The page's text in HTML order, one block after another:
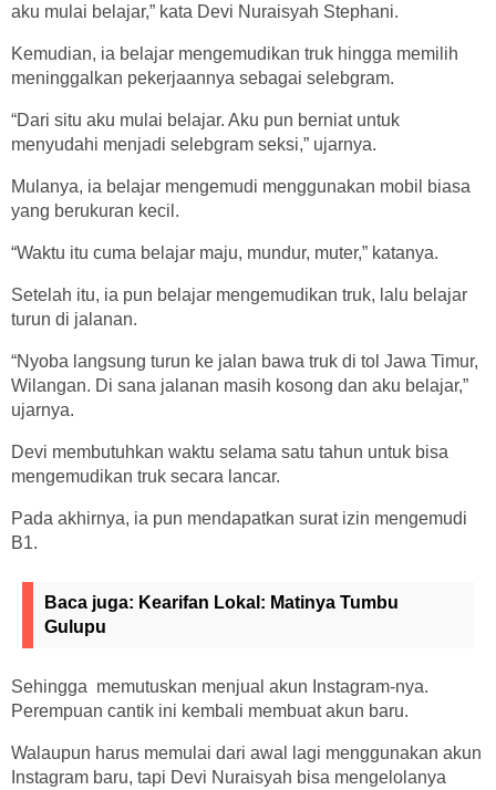
aku mulai belajar,” kata Devi Nuraisyah Stephani.
Kemudian, ia belajar mengemudikan truk hingga memilih
meninggalkan pekerjaannya sebagai selebgram.
“Dari situ aku mulai belajar. Aku pun berniat untuk
menyudahi menjadi selebgram seksi,” ujarnya.
Mulanya, ia belajar mengemudi menggunakan mobil biasa
yang berukuran kecil.
“Waktu itu cuma belajar maju, mundur, muter,” katanya.
Setelah itu, ia pun belajar mengemudikan truk, lalu belajar
turun di jalanan.
“Nyoba langsung turun ke jalan bawa truk di tol Jawa Timur,
Wilangan. Di sana jalanan masih kosong dan aku belajar,”
ujarnya.
Devi membutuhkan waktu selama satu tahun untuk bisa
mengemudikan truk secara lancar.
Pada akhirnya, ia pun mendapatkan surat izin mengemudi
B1.
Baca juga: Kearifan Lokal: Matinya Tumbu
Gulupu
Sehingga memutuskan menjual akun Instagram-nya.
Perempuan cantik ini kembali membuat akun baru.
Walaupun harus memulai dari awal lagi menggunakan akun
Instagram baru, tapi Devi Nuraisyah bisa mengelolanya